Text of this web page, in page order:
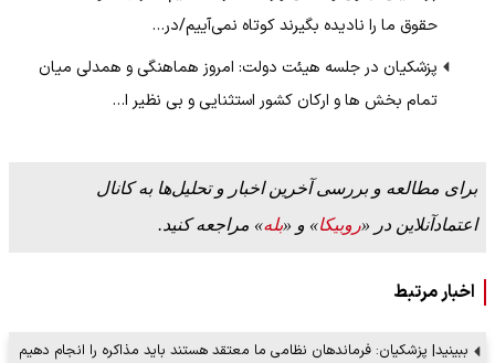
حقوق ما را نادیده بگیرند کوتاه نمی‌آییم/در…
پزشکیان در جلسه هیئت دولت: امروز هماهنگی و همدلی میان
تمام بخش ها و ارکان کشور استثنایی و بی نظیر ا…
برای مطالعه و بررسی آخرین اخبار و تحلیل‌ها به کانال
اعتمادآنلاین در «روبیکا» و «بله» مراجعه کنید.
اخبار مرتبط
ببینید| پزشکیان: فرماندهان نظامی ما معتقد هستند باید مذاکره را انجام دهیم